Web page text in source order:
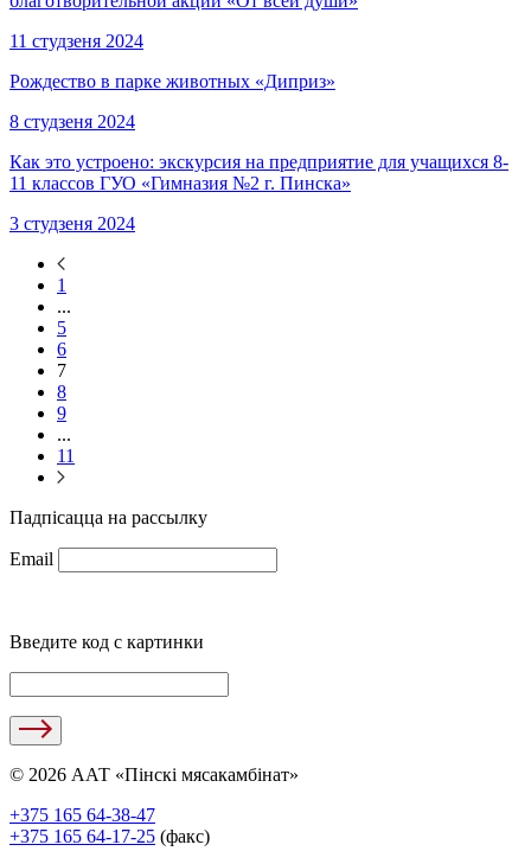
11 студзеня 2024
Рождество в парке животных «Диприз»
8 студзеня 2024
Как это устроено: экскурсия на предприятие для учащихся 8-
11 классов ГУО «Гимназия №2 г. Пинска»
3 студзеня 2024
1
...
5
6
7
8
9
...
11
Падпісацца на рассылку
Email
Введите код с картинки
© 2026 ААТ «Пінскі мясакамбінат»
+375 165 64-38-47
+375 165 64-17-25 (факс)